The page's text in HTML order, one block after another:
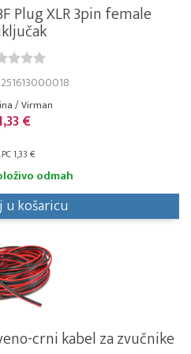
Plug XLR 3pin female
/ Virman
€
1,33 €
odmah
u košaricu
crni kabel za zvučnike